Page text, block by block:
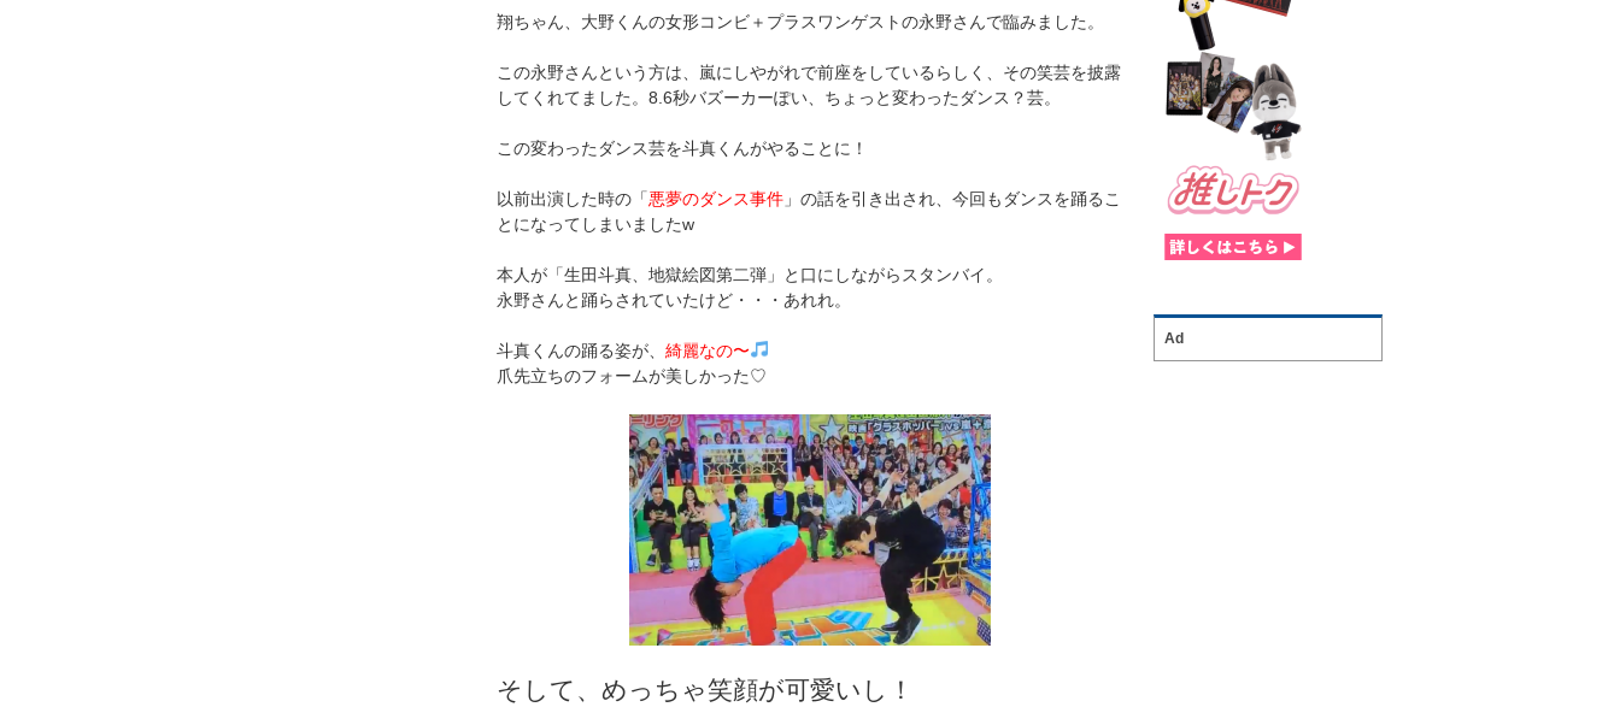
翔ちゃん、大野くんの女形コンビ＋プラスワンゲストの永野さんで臨みました。
この永野さんという方は、嵐にしやがれで前座をしているらしく、その笑芸を披露
してくれてました。8.6秒バズーカーぽい、ちょっと変わったダンス？芸。
この変わったダンス芸を斗真くんがやることに！
以前出演した時の「悪夢のダンス事件 」の話を引き出され、今回もダンスを踊るこ
とになってしまいましたw
本人が「生田斗真、地獄絵図第二弾」と口にしながらスタンバイ。
永野さんと踊らされていたけど・・・あれれ。
斗真くんの踊る姿が、綺麗なの〜
爪先立ちのフォームが美しかった♡
そして、めっちゃ笑顔が可愛いし！
Ad